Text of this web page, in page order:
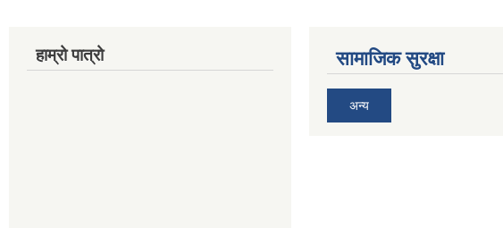
हाम्रो पात्रो सामाजिक सुरक्षा
अन्य